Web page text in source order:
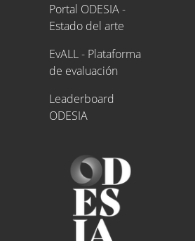
Portal ODESIA -
Estado del arte
EvALL - Plataforma
de evaluación
Leaderboard
ODESIA